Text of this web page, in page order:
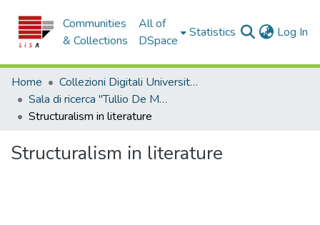
Communities
& Collections
All of
DSpace
Statistics Log In
Home
Collezioni Digitali Università della Calabria
Sala di ricerca "Tullio De Mauro"
Structuralism in literature
Structuralism in literature